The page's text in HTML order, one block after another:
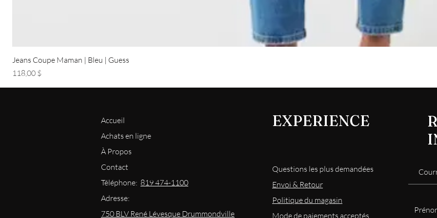
Jeans Coupe Maman | Bleu | Guess
Prix
118,00 $
Accueil
Achats en ligne
À Propos
Contact
Téléphone: 819 474-1100
Adresse:
750 BLV René Lévesque Drummondville
EXPERIENCE
Questions les plus demandées
Envoi & Retour
Politique du magasin
Modede paiements acceptés